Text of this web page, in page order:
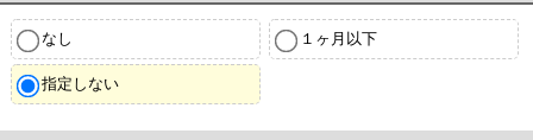
なし １ヶ月以下
指定しない